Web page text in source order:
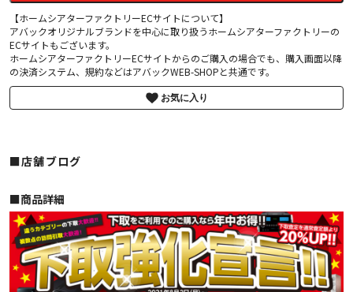
【ホームシアターファクトリーECサイトについて】
アバックオリジナルブランドを中心に取り扱うホームシアターファクトリーの
ECサイトもございます。
ホームシアターファクトリーECサイトからのご購入の場合でも、購入画面以降
の決済システム、規約などはアバックWEB-SHOPと共通です。
お気に入り
■店舗ブログ
■︎商品詳細